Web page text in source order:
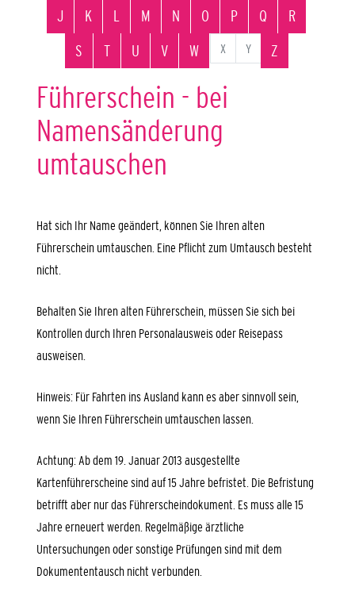
J
K L M N O P Q
R
S
T U V W X Y Z
Führerschein - bei
Namensänderung
umtauschen
Hat sich Ihr Name geändert, können Sie Ihren alten
Führerschein umtauschen. Eine Pflicht zum Umtausch besteht
nicht.
Behalten Sie Ihren alten Führerschein, müssen Sie sich bei
Kontrollen durch Ihren Personalausweis oder Reisepass
ausweisen.
Hinweis: Für Fahrten ins Ausland kann es aber sinnvoll sein,
wenn Sie Ihren Führerschein umtauschen lassen.
Achtung: Ab dem 19. Januar 2013 ausgestellte
Kartenführerscheine sind auf 15 Jahre befristet. Die Befristung
betrifft aber nur das Führerscheindokument. Es muss alle 15
Jahre erneuert werden. Regelmäßige ärztliche
Untersuchungen oder sonstige Prüfungen sind mit dem
Dokumententausch nicht verbunden.